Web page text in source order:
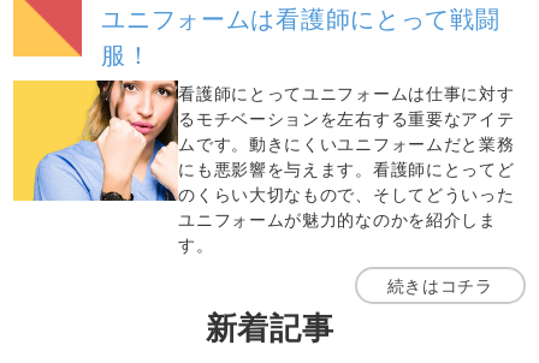
ユニフォームは看護師にとって戦闘
服！
看護師にとってユニフォームは仕事に対す
るモチベーションを左右する重要なアイテ
ムです。動きにくいユニフォームだと業務
にも悪影響を与えます。看護師にとってど
のくらい大切なもので、そしてどういった
ユニフォームが魅力的なのかを紹介しま
す。
続きはコチラ
新着記事